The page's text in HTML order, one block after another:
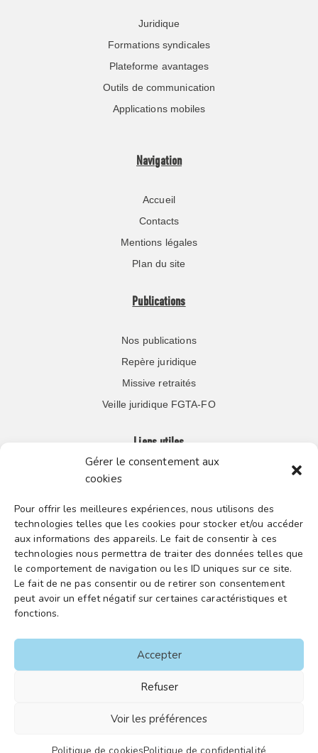
Gérer le consentement aux
cookies
Pour offrir les meilleures expériences, nous utilisons des
technologies telles que les cookies pour stocker et/ou accéder
aux informations des appareils. Le fait de consentir à ces
technologies nous permettra de traiter des données telles que
le comportement de navigation ou les ID uniques sur ce site.
Le fait de ne pas consentir ou de retirer son consentement
peut avoir un effet négatif sur certaines caractéristiques et
fonctions.
Accepter
Refuser
Voir les préférences
Juridique
Formations syndicales
Plateforme avantages
Outils de communication
Applications mobiles
Navigation
Accueil
Contacts
Mentions légales
Plan du site
Publications
Nos publications
Repère juridique
Missive retraités
Veille juridique FGTA-FO
Liens utiles
Boutique en ligne
Espace Presse
Nos partenaires
Gestion des cookies
FGTA-FO / 15 avenue Victor Hugo – 92170 Vanves / 01 86
Accueil
Contacts
Mentions légales
Plan du site